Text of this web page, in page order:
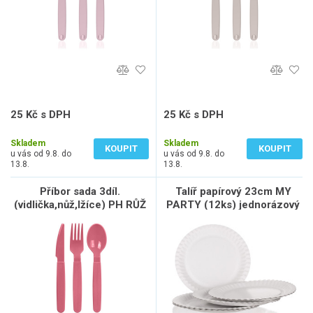
25 Kč s DPH
Skladem
u vás od 9.8. do
13.8.
KOUPIT
25 Kč s DPH
Skladem
u vás od 9.8. do
13.8.
KOUPIT
Příbor sada 3díl.
(vidlička,nůž,lžíce) PH RŮŽ
Talíř papírový 23cm MY
PARTY (12ks) jednorázový